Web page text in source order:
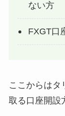
ない方
FXGT口
ここからはタ
取る口座開設